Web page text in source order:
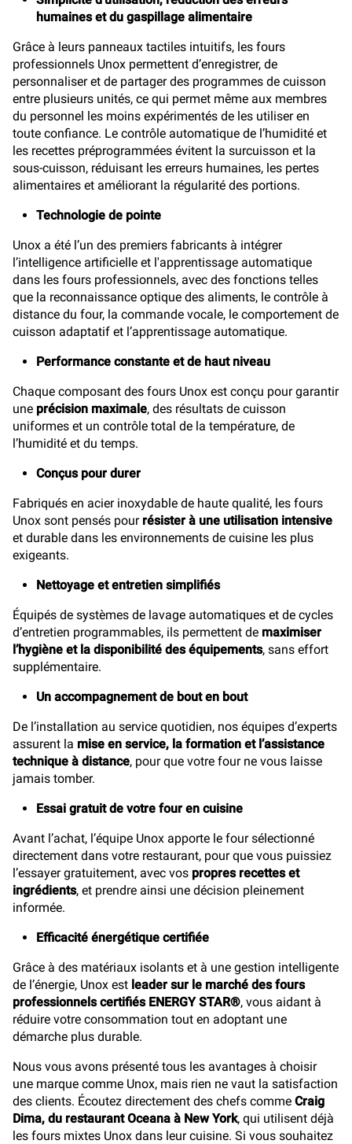
humaines et du gaspillage alimentaire
Grâce à leurs panneaux tactiles intuitifs, les fours
professionnels Unox permettent d’enregistrer, de
personnaliser et de partager des programmes de cuisson
entre plusieurs unités, ce qui permet même aux membres
du personnel les moins expérimentés de les utiliser en
toute confiance. Le contrôle automatique de l’humidité et
les recettes préprogrammées évitent la surcuisson et la
sous-cuisson, réduisant les erreurs humaines, les pertes
alimentaires et améliorant la régularité des portions.
Technologie de pointe
Unox a été l’un des premiers fabricants à intégrer
l’intelligence artificielle et l'apprentissage automatique
dans les fours professionnels, avec des fonctions telles
que la reconnaissance optique des aliments, le contrôle à
distance du four, la commande vocale, le comportement de
cuisson adaptatif et l’apprentissage automatique.
Performance constante et de haut niveau
Chaque composant des fours Unox est conçu pour garantir
une précision maximale, des résultats de cuisson
uniformes et un contrôle total de la température, de
l’humidité et du temps.
Conçus pour durer
Fabriqués en acier inoxydable de haute qualité, les fours
Unox sont pensés pour résister à une utilisation intensive
et durable dans les environnements de cuisine les plus
exigeants.
Nettoyage et entretien simplifiés
Équipés de systèmes de lavage automatiques et de cycles
d’entretien programmables, ils permettent de maximiser
l’hygiène et la disponibilité des équipements, sans effort
supplémentaire.
Un accompagnement de bout en bout
De l’installation au service quotidien, nos équipes d’experts
assurent la mise en service, la formation et l’assistance
technique à distance, pour que votre four ne vous laisse
jamais tomber.
Essai gratuit de votre four en cuisine
Avant l’achat, l’équipe Unox apporte le four sélectionné
directement dans votre restaurant, pour que vous puissiez
l’essayer gratuitement, avec vos propres recettes et
ingrédients, et prendre ainsi une décision pleinement
informée.
Efficacité énergétique certifiée
Grâce à des matériaux isolants et à une gestion intelligente
de l’énergie, Unox est leader sur le marché des fours
professionnels certifiés ENERGY STAR®, vous aidant à
réduire votre consommation tout en adoptant une
démarche plus durable.
Nous vous avons présenté tous les avantages à choisir
une marque comme Unox, mais rien ne vaut la satisfaction
des clients. Écoutez directement des chefs comme Craig
Dima, du restaurant Oceana à New York, qui utilisent déjà
les fours mixtes Unox dans leur cuisine. Si vous souhaitez